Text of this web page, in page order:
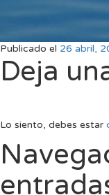
Publicado el 26 abril,
Deja
Lo siento, debes estar